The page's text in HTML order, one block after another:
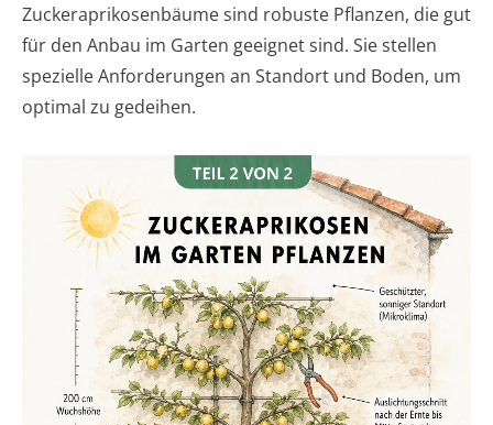
Zuckeraprikosenbäume sind robuste Pflanzen, die gut
für den Anbau im Garten geeignet sind. Sie stellen
spezielle Anforderungen an Standort und Boden, um
optimal zu gedeihen.